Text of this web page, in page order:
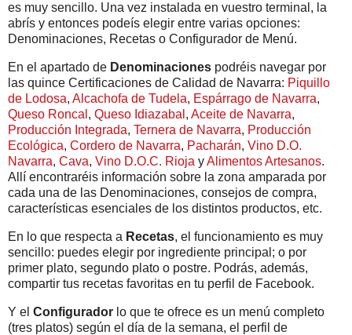
es muy sencillo. Una vez instalada en vuestro terminal, la
abrís y entonces podeís elegir entre varias opciones:
Denominaciones, Recetas o Configurador de Menú.
En el apartado de Denominaciones podréis navegar por
las quince Certificaciones de Calidad de Navarra: Piquillo
de Lodosa, Alcachofa de Tudela, Espárrago de Navarra,
Queso Roncal , Queso Idiazabal , Aceite de Navarra,
Producción Integrada, Ternera de Navarra, Producción
Ecológica, Cordero de Navarra, Pacharán, Vino D.O.
Navarra, Cava, Vino D.O.C. Rioja yAlimentos Artesanos.
Allí encontraréis información sobre la zona amparada por
cada una de las Denominaciones, consejos de compra,
características esenciales de los distintos productos, etc.
En lo que respecta a Recetas, el funcionamiento es muy
sencillo: puedes elegir por ingrediente principal; o por
primer plato, segundo plato o postre. Podrás, además,
compartir tus recetas favoritas en tu perfil de Facebook.
Y el Configurador lo que te ofrece es un menú completo
(tres platos) según el día de la semana, el perfil de